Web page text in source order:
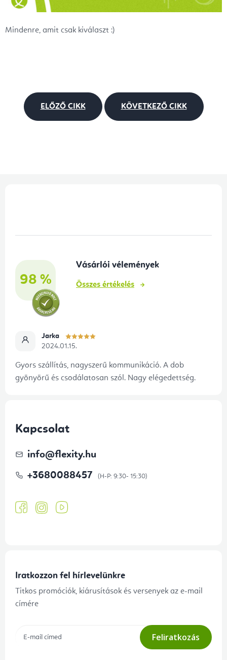
Mindenre, amit csak kiválaszt :)
ELŐZŐ CIKK KÖVETKEZŐ CIKK
98 %
Vásárlói vélemények
Összes értékelés
Jarka
2024.01.15.
Gyors szállítás, nagyszerű kommunikáció. A dob
gyönyörű és csodálatosan szól. Nagy elégedettség.
Kapcsolat
info@flexity.hu
+3680088457
Iratkozzon fel hírlevelünkre
Titkos promóciók, kiárusítások és versenyek az e-mail
címére
Feliratkozás